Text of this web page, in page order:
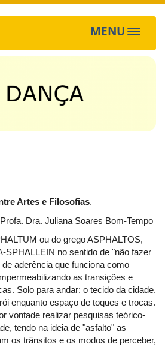
MENU
Toggle
Artes e Filosofias.
Dra. Juliana Soares Bom-Tempo
ou do grego ASPHALTOS,
SPHALLEIN no sentido de "não fazer
aderência que funciona como
as transições e
Solo para andar: o tecido da cidade.
enquanto espaço de toques e trocas.
vontade realizar pesquisas teórico-
tendo na ideia de "asfalto" as
os trânsitos e os modos de perceber,